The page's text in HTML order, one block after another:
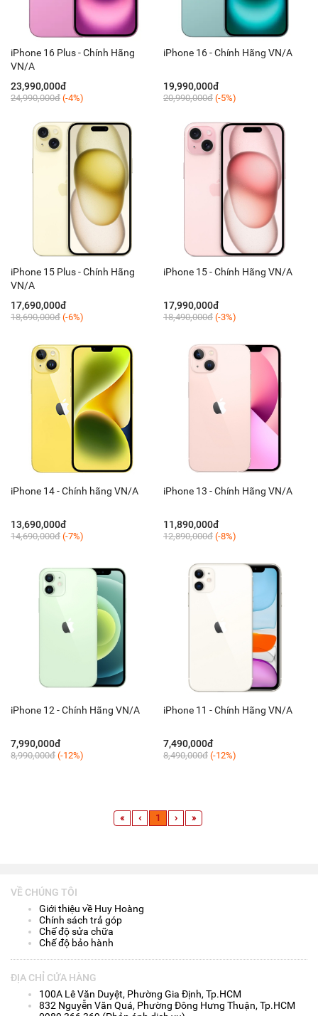
iPhone 16 Plus - Chính Hãng
VN/A
23,990,000đ
24,990,000đ (-4%)
iPhone 16 - Chính Hãng VN/A
19,990,000đ
20,990,000đ (-5%)
iPhone 15 Plus - Chính Hãng
VN/A
17,690,000đ
18,690,000đ (-6%)
iPhone 15 - Chính Hãng VN/A
17,990,000đ
18,490,000đ (-3%)
iPhone 14 - Chính hãng VN/A
13,690,000đ
14,690,000đ (-7%)
iPhone 13 - Chính Hãng VN/A
11,890,000đ
12,890,000đ (-8%)
iPhone 12 - Chính Hãng VN/A
7,990,000đ
8,990,000đ (-12%)
iPhone 11 - Chính Hãng VN/A
7,490,000đ
8,490,000đ (-12%)
« ‹ 1 › »
VỀ CHÚNG TÔI
Giới thiệu về Huy Hoàng
Chính sách trả góp
Chế độ sửa chữa
Chế độ bảo hành
ĐỊA CHỈ CỬA HÀNG
100A Lê Văn Duyệt, Phường Gia Định, Tp.HCM
832 Nguyễn Văn Quá, Phường Đông Hưng Thuận, Tp.HCM